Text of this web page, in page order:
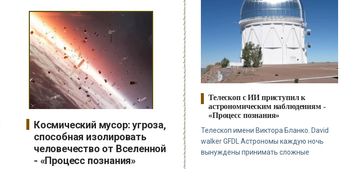
Космический мусор: угроза,
способная изолировать
человечество от Вселенной
- «Процесс познания»
Телескоп с ИИ приступил к
астрономическим наблюдениям -
«Процесс познания»
Телескоп имени Виктора Бланко. David
walker GFDL Астрономы каждую ночь
вынуждены принимать сложные